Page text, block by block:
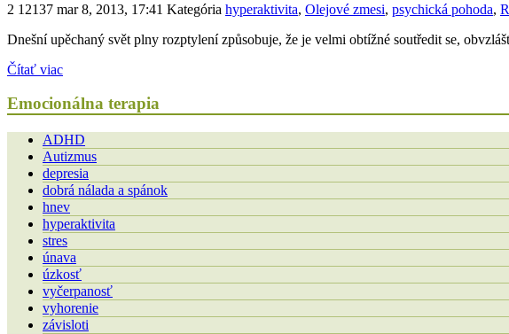
2 12137 mar 8, 2013, 17:41 Kategória hyperaktivita, Olejové zmesi, psychická pohoda,
Dnešní upěchaný svět plny rozptylení způsobuje, že je velmi obtížné soutředit se,
Čítať viac
Emocionálna terapia
ADHD
Autizmus
depresia
dobrá nálada a spánok
hnev
hyperaktivita
stres
únava
úzkosť
vyčerpanosť
vyhorenie
závisloti